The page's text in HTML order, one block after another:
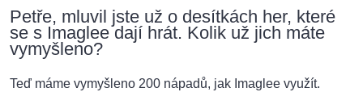
Petře, mluvil jste už o desítkách her, které
se s Imaglee dají hrát. Kolik už jich máte
vymyšleno?
Teď máme vymyšleno 200 nápadů, jak Imaglee využít.